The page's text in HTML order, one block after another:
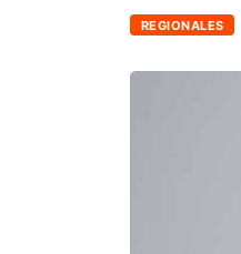
REGIONALES